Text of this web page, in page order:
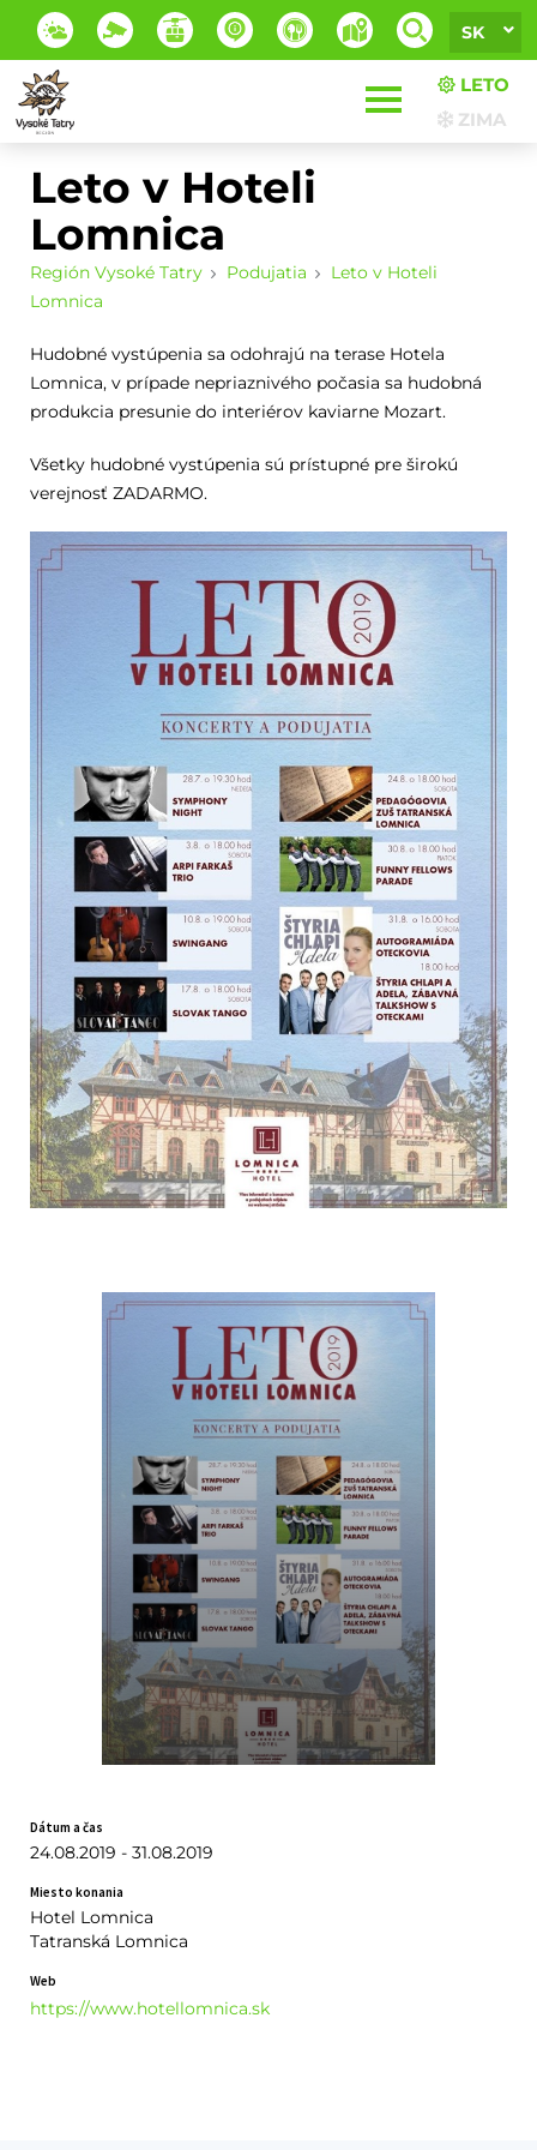
SK
LETO
ZIMA
Leto v Hoteli
Lomnica
Región Vysoké Tatry Podujatia
Leto v Hoteli
Lomnica
Hudobné vystúpenia sa odohrajú na terase Hotela
Lomnica, v prípade nepriaznivého počasia sa hudobná
produkcia presunie do interiérov kaviarne Mozart.
Všetky hudobné vystúpenia sú prístupné pre širokú
verejnosť ZADARMO.
Dátum a čas
24.08.2019 - 31.08.2019
Miesto konania
Hotel Lomnica
Tatranská Lomnica
Web
https://www.hotellomnica.sk